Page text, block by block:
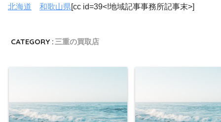
北海道
和歌山県[cc id=39<!地域記事事務所記事末>]
CATEGORY :三重の買取店